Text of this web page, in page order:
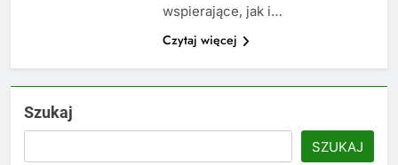
wspierające, jak i…
Czytaj więcej
Szukaj
SZUKAJ